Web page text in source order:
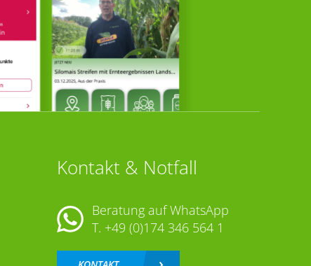
Kontakt & Notfall
Beratung auf WhatsApp
T. +49 (0)174 346 564 1